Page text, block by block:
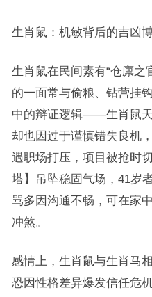
生肖鼠：机敏背后的吉凶
生肖鼠在民间素有“仓廪之
的一面常与偷粮、钻营挂
中的辩证逻辑——生肖鼠天
却也因过于谨慎错失良机
遇职场打压，项目被抢时
塔】吊坠稳固气场，41岁
骂多因沟通不畅，可在家
冲煞。
感情上，生肖鼠与生肖马
恐因性格差异爆发信任危